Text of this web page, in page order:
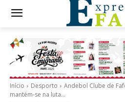
Início Desporto
Andebol Clube de
mantém-se na luta...